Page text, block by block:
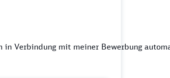
Verbindung mit meiner Bewerbung